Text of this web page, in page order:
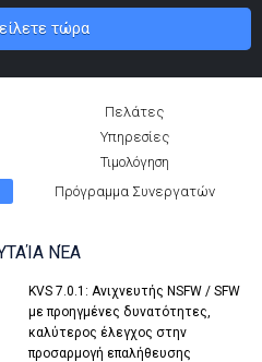
τώρα
Πελάτες
Υπηρεσίες
Τιμολόγηση
Πρόγραμμα Συνεργατών
ΝΈΑ
KVS 7.0.1: Ανιχνευτής NSFW / SFW
με προηγμένες δυνατότητες,
καλύτερος έλεγχος στην
προσαρμογή επαλήθευσης